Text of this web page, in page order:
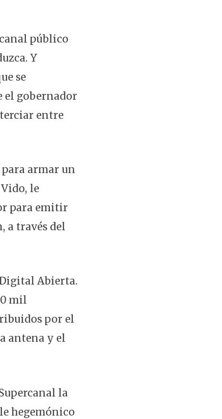
público
Y
se
el gobernador
entre
para armar un
le
para emitir
a través del
Abierta.
mil
por el
antena y el
la
hegemónico